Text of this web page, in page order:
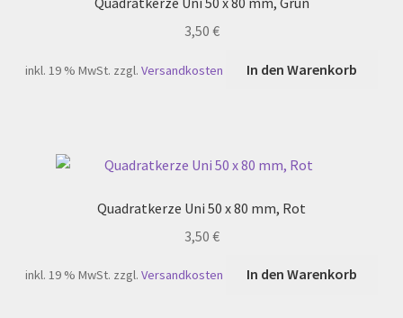
3,50 €
inkl. 19 % MwSt. zzgl.Versandkosten In den Warenkorb
Quadratkerze Uni 50 x 80 mm, Rot
3,50 €
inkl. 19 % MwSt. zzgl.Versandkosten In den Warenkorb